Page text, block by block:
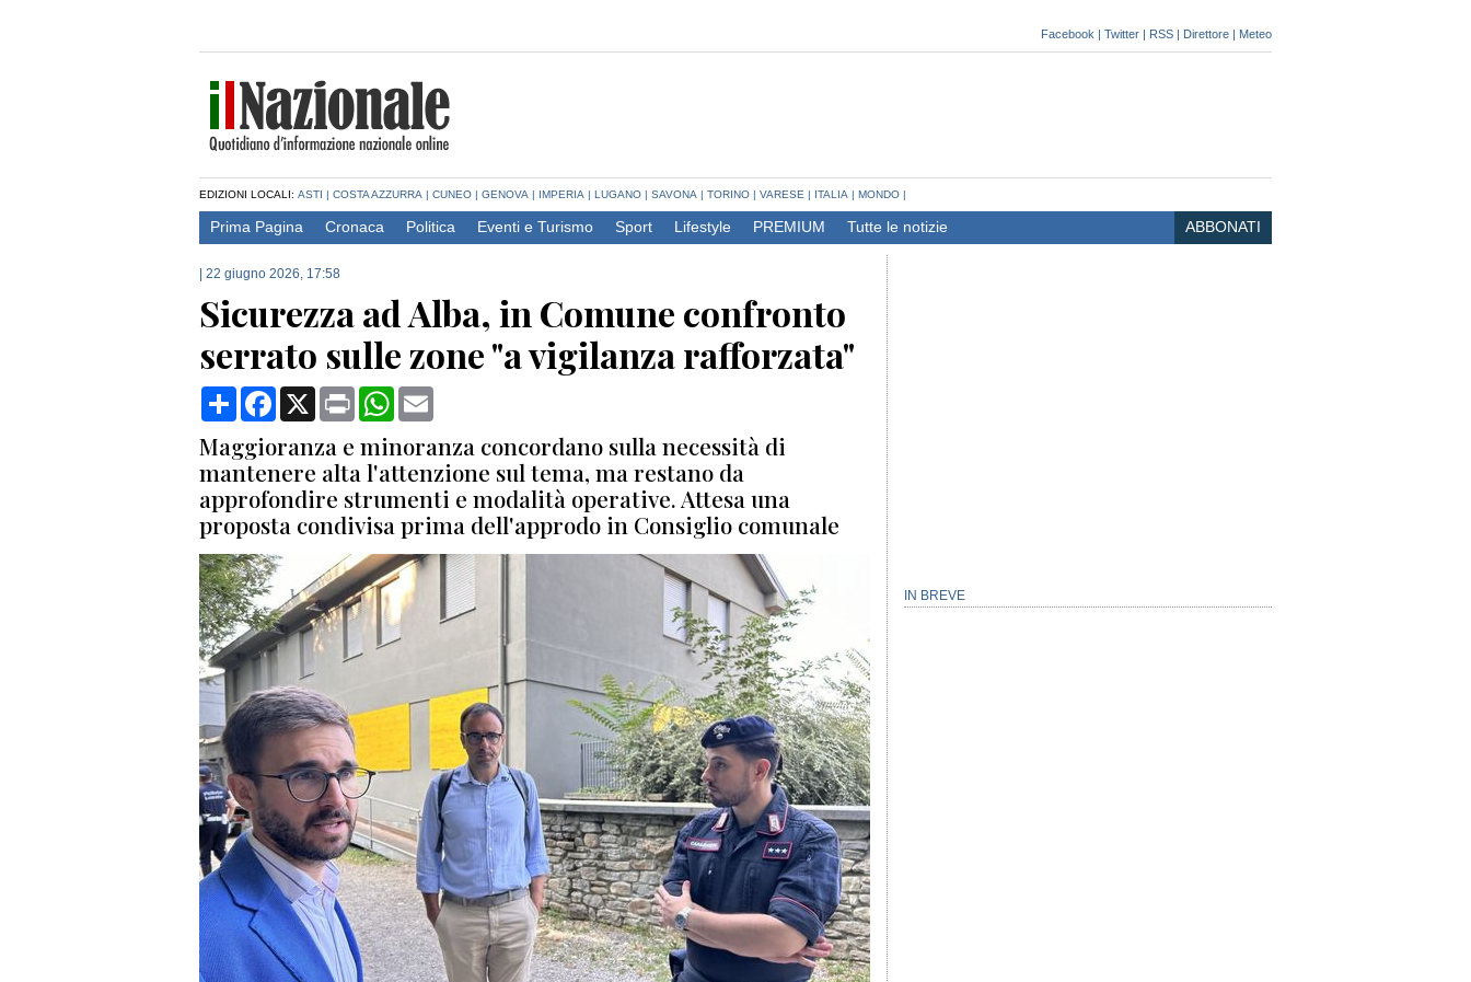
Facebook | Twitter | RSS | Direttore | Meteo
EDIZIONI LOCALI: ASTI | COSTA AZZURRA | CUNEO | GENOVA | IMPERIA | LUGANO | SAVONA | TORINO | VARESE | ITALIA | MONDO |
Prima Pagina Cronaca Politica Eventi e Turismo Sport Lifestyle PREMIUM Tutte le notizie ABBONATI
22 giugno 2026, 17:58
Sicurezza ad Alba, in Comune confronto
serrato sulle zone "a vigilanza rafforzata"
CondividiFacebook
X Print WhatsApp
Maggioranza e minoranza concordano sulla necessità di
mantenere alta l'attenzione sul tema, ma restano da
approfondire strumenti e modalità operative. Attesa una
proposta condivisa prima dell'approdo in Consiglio comunale
IN BREVE